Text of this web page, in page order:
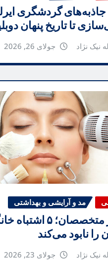
جاذبه‌های گردشگری
تا تاریخ پنهان
نیک نژاد جولای 26, 2026
مد و آرایشی و بهداشتی
هشدار متخصصان؛ ۵
را نابود می‌کند
نیک نژاد جولای 23, 2026